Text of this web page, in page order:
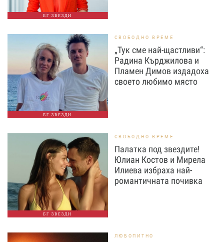
БГ ЗВЕЗДИ
БГ ЗВЕЗДИ
СВОБОДНО ВРЕМЕ
„Тук сме най-щастливи“:
Радина Кърджилова и
Пламен Димов издадоха
своето любимо място
БГ ЗВЕЗДИ
СВОБОДНО ВРЕМЕ
Палатка под звездите!
Юлиан Костов и Мирела
Илиева избраха най-
романтичната почивка
ЛЮБОПИТНО